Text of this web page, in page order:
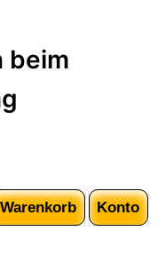
beim
Warenkorb Konto